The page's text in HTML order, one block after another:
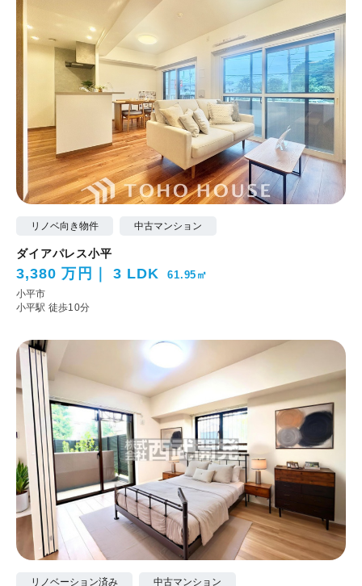
リノベ向き物件 中古マンション
ダイアパレス小平
3,380 万円 3 LDK 61.95㎡
小平市
小平駅 徒歩10分
リノベーション済み 中古マンション